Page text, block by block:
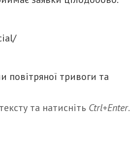
повітряної тривоги та
та натисніть Ctrl+Enter.